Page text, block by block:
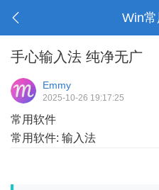
Win
手心输入法 纯净无广
Emmy
2025-10-26 19:17:25
常用软件
常用软件: 输入法